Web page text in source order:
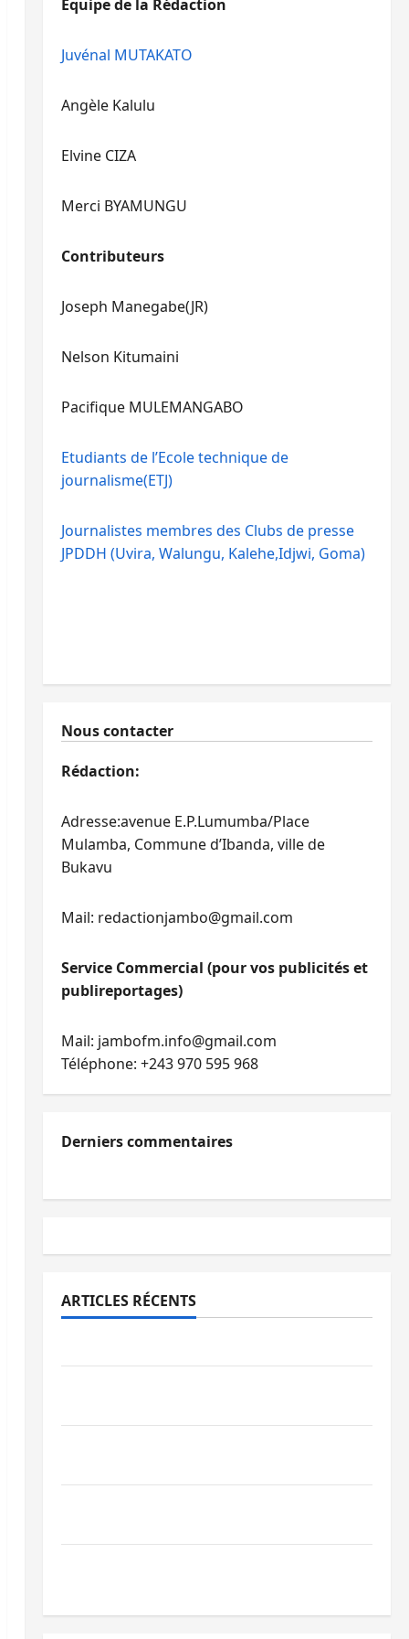
Equipe de la Rédaction
Juvénal MUTAKATO
Angèle Kalulu
Elvine CIZA
Merci BYAMUNGU
Contributeurs
Joseph Manegabe(JR)
Nelson Kitumaini
Pacifique MULEMANGABO
Etudiants de l’Ecole technique de
journalisme(ETJ)
Journalistes membres des Clubs de presse
JPDDH (Uvira, Walungu, Kalehe,Idjwi, Goma)
Nous contacter
Rédaction:
Adresse:avenue E.P.Lumumba/Place
Mulamba, Commune d’Ibanda, ville de
Bukavu
Mail: redactionjambo@gmail.com
Service Commercial (pour vos publicités et
publireportages)
Mail: jambofm.info@gmail.com
Téléphone: +243 970 595 968
Derniers commentaires
ARTICLES RÉCENTS